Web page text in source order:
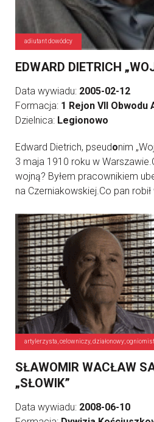
adiutant dowódcy
EDWARD DIETRICH
Data wywiadu: 2005-02-12
Formacja: 1 Rejon VII Obwodu
Dzielnica: Legionowo
Edward Dietrich, pseudonim
3 maja 1910 roku w
wojną? Byłem pracownikiem
na Czerniakowskiej.Co pan robił
artylerzysta, celowniczy, działonowy;
SŁAWOMIR WACŁAW
„SŁOWIK”
Data wywiadu: 2008-06-10